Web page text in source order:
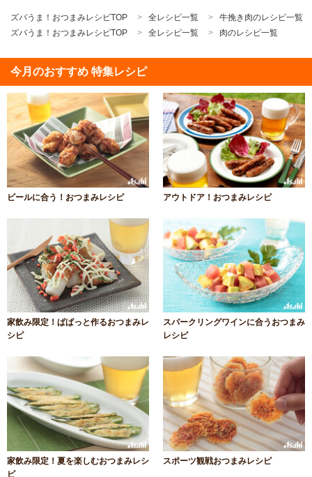
ズバうま！おつまみレシピTOP 全レシピ一覧
牛挽き肉のレシピ一覧
ズバうま！おつまみレシピTOP
全レシピ一覧 肉のレシピ一覧
今月のおすすめ 特集レシピ
ビールに合う！おつまみレシピ アウトドア！おつまみレシピ
家飲み限定！ぱぱっと作るおつまみレ
シピ
スパークリングワインに合うおつまみ
レシピ
家飲み限定！夏を楽しむおつまみレシ
ピ
スポーツ観戦おつまみレシピ